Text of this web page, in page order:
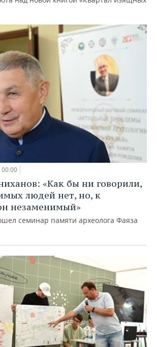
00:00
«Как бы ни говорили,
людей нет, но, к
незаменимый»
семинар памяти археолога Фаяза